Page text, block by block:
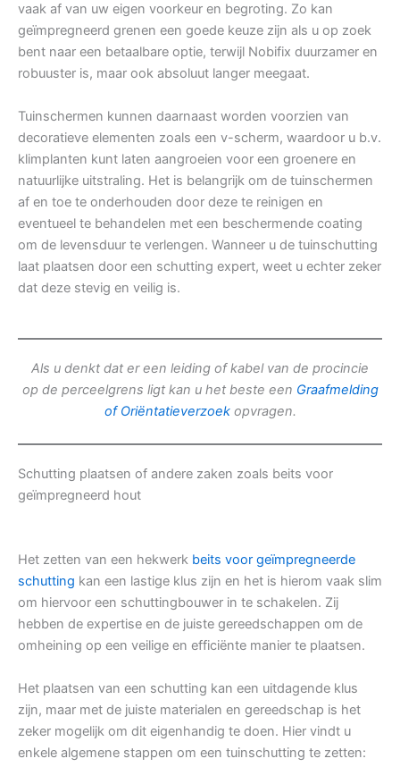
vaak af van uw eigen voorkeur en begroting. Zo kan
geïmpregneerd grenen een goede keuze zijn als u op zoek
bent naar een betaalbare optie, terwijl Nobifix duurzamer en
robuuster is, maar ook absoluut langer meegaat.
Tuinschermen kunnen daarnaast worden voorzien van
decoratieve elementen zoals een v-scherm, waardoor u b.v.
klimplanten kunt laten aangroeien voor een groenere en
natuurlijke uitstraling. Het is belangrijk om de tuinschermen
af en toe te onderhouden door deze te reinigen en
eventueel te behandelen met een beschermende coating
om de levensduur te verlengen. Wanneer u de tuinschutting
laat plaatsen door een schutting expert, weet u echter zeker
dat deze stevig en veilig is.
Als u denkt dat er een leiding of kabel van de procincie
op de perceelgrens ligt kan u het beste een Graafmelding
of Oriëntatieverzoekopvragen.
Schutting plaatsen of andere zaken zoals beits voor
geïmpregneerd hout
Het zetten van een hekwerk beits voor geïmpregneerde
schutting kan een lastige klus zijn en het is hierom vaak slim
om hiervoor een schuttingbouwer in te schakelen. Zij
hebben de expertise en de juiste gereedschappen om de
omheining op een veilige en efficiënte manier te plaatsen.
Het plaatsen van een schutting kan een uitdagende klus
zijn, maar met de juiste materialen en gereedschap is het
zeker mogelijk om dit eigenhandig te doen. Hier vindt u
enkele algemene stappen om een tuinschutting te zetten: